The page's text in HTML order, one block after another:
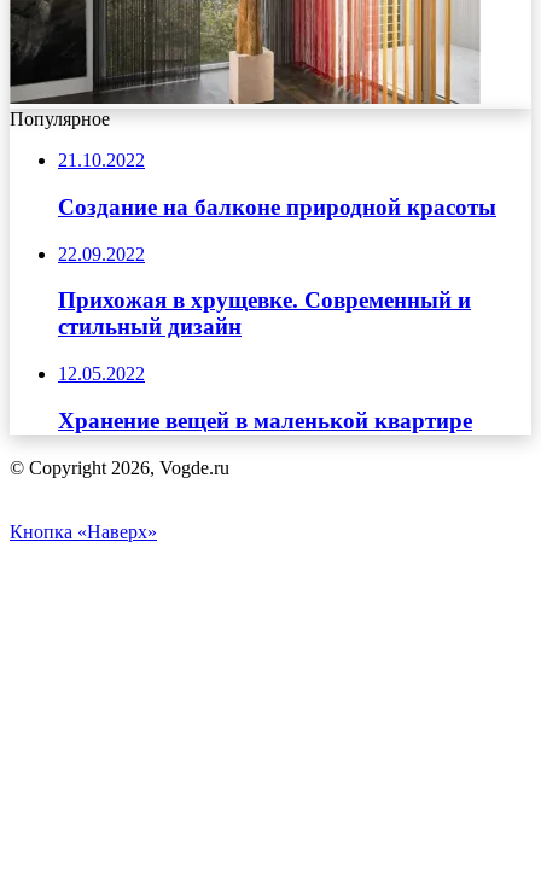
Популярное
21.10.2022
Создание на балконе природной красоты
22.09.2022
Прихожая в хрущевке. Современный и
стильный дизайн
12.05.2022
Хранение вещей в маленькой квартире
© Copyright 2026, Vogde.ru
Кнопка «Наверх»